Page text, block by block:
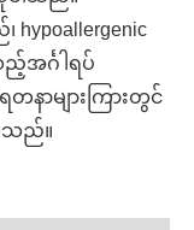
hypoallergenic
အင်္ဂါရပ်
နာများကြားတွင်
သည်။